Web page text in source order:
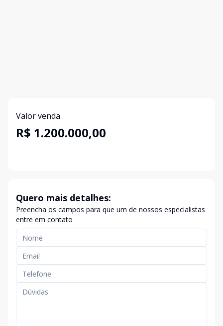
Valor venda
R$ 1.200.000,00
Quero mais detalhes:
Preencha os campos para que um de nossos especialistas
entre em contato